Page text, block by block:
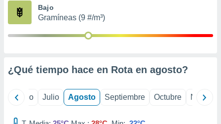
publicidad
publicidad
Bajo
Gramíneas (9 #/m³)
¿Qué tiempo hace en Rota en agosto?
Junio Julio Agosto Septiembre Octubre